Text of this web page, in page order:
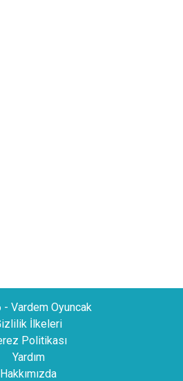
Vardem Oyuncak
İlkeleri
Politikası
Yardım
Hakkımızda